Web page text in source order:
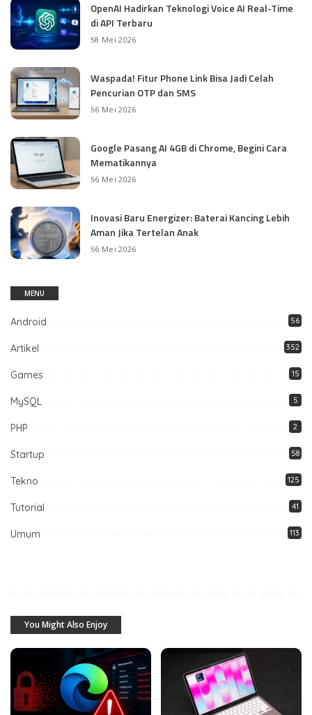
OpenAI Hadirkan Teknologi Voice AI Real-Time
di API Terbaru
8 Mei 2026
Waspada! Fitur Phone Link Bisa Jadi Celah
Pencurian OTP dan SMS
6 Mei 2026
Google Pasang AI 4GB di Chrome, Begini Cara
Mematikannya
6 Mei 2026
Inovasi Baru Energizer: Baterai Kancing Lebih
Aman Jika Tertelan Anak
6 Mei 2026
MENU
Android 56
Artikel 352
Games 15
MySQL 5
PHP 2
Startup 58
Tekno 125
Tutorial 41
Umum 113
You Might Also Enjoy